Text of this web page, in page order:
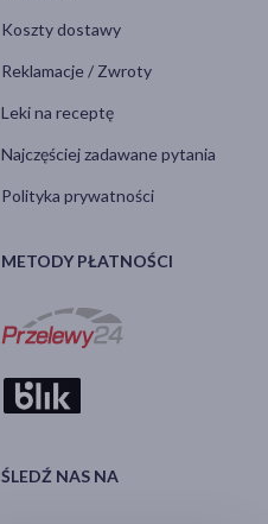
Koszty dostawy
Reklamacje / Zwroty
Leki na receptę
Najczęściej zadawane pytania
Polityka prywatności
METODY PŁATNOŚCI
ŚLEDŹ NAS NA